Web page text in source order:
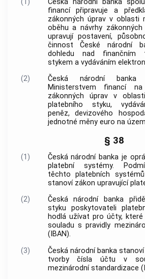
(1) Česká národní banka
financí připravuje a
zákonných úprav v oblasti
oběhu a návrhy
upravují postavení,
činnostČeské národní
dohledu nad finančním
stykem a vydáváním
(2)
Česká národní banka
Ministerstvem financí
zákonných úprav v
platebního styku,
peněz, devizového
jednotné měny euro na
§ 38
(1) Česká národní banka je
platební systémy.
těchto platebních
stanoví zákon upravující
(2)
Česká národní banka
styku poskytovateli
hodlá užívat pro účty,
souladu s pravidly
(IBAN).
(3)
Česká národní banka stanoví
tvorby čísla účtu v
mezinárodní standardizace